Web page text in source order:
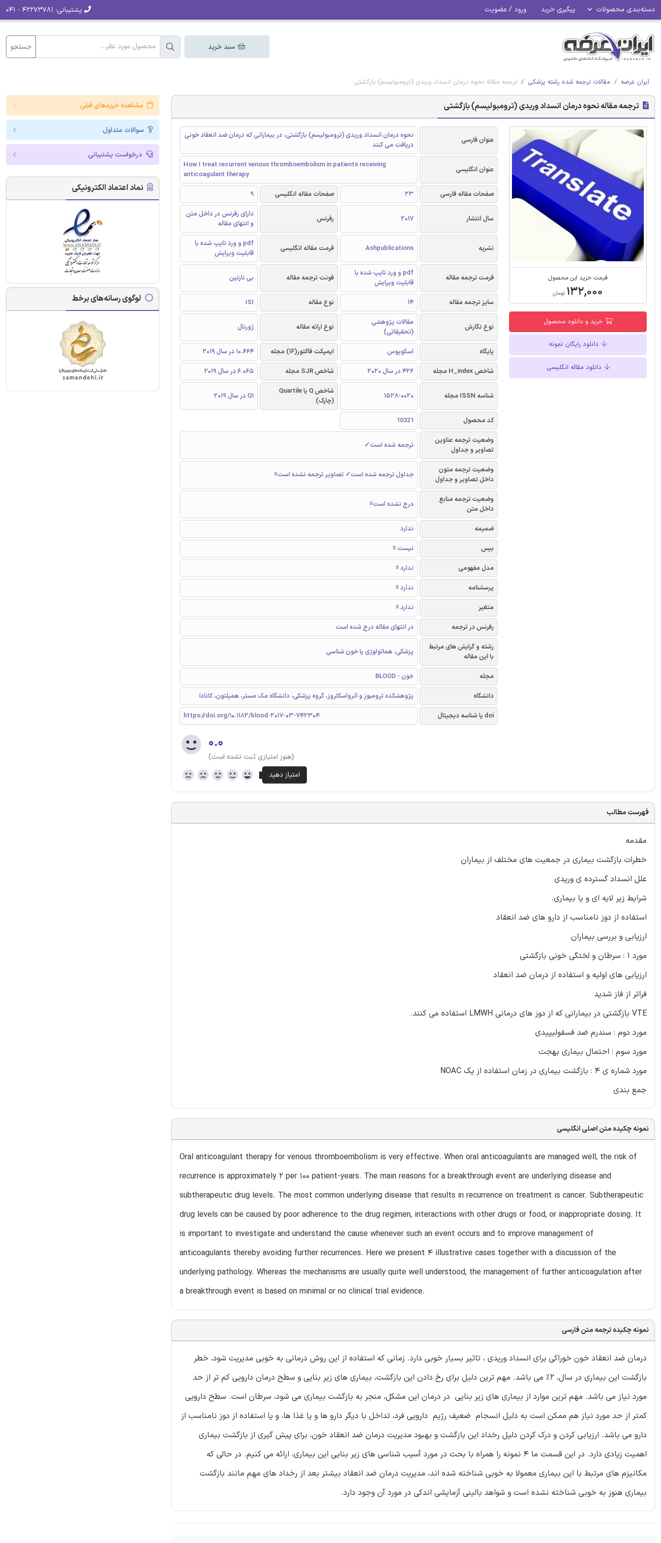
دسته‌بندی محصولات پیگیری خرید ورود / عضویت پشتیبانی:
سبد خرید جستجو
ایران عرضه مقالات ترجمه شده رشته پزشکی ترجمه مقاله نحوه درمان انسداد وریدی (ترومبولیسم) بازگشتی
ترجمه مقاله نحوه درمان انسداد وریدی (ترومبولیسم) بازگشتی
قیمت خرید این محصول
۱۳۲,۰۰۰ تومان
خرید و دانلود محصول
دانلود رایگان نمونه
دانلود مقاله انگلیسی
عنوان فارسی
نحوه درمان انسداد وریدی (ترومبولیسم) بازگشتی، در بیمارانی که درمان ضد انعقاد خونی
دریافت می کنند
عنوان انگلیسی
How I treat recurrent venous thromboembolism in patients receiving
anticoagulant therapy
صفحات مقاله فارسی
23 صفحات مقاله انگلیسی 9
سال انتشار 2017 رفرنس
دارای رفرنس در داخل متن
و انتهای مقاله
نشریه Ashpublications فرمت مقاله انگلیسی
pdf و ورد تایپ شده با
قابلیت ویرایش
فرمت ترجمه مقاله
pdf و ورد تایپ شده با
قابلیت ویرایش
فونت ترجمه مقاله بی نازنین
سایز ترجمه مقاله 14 نوع مقاله ISI
نوع نگارش
مقالات پژوهشی
(تحقیقاتی)
نوع ارائه مقاله ژورنال
پایگاه اسکوپوس ایمپکت فاکتور(IF) مجله
10.664 در سال 2019
شاخص H_index مجله
426 در سال 2020 شاخص SJR مجله 6.065 در سال 2019
شناسه ISSN مجله 1528-0020
شاخص Q یا Quartile
(چارک)
Q1 در سال 2019
کد محصول
10321
وضعیت ترجمه عناوین
تصاویر و جداول
ترجمه شده است✓
وضعیت ترجمه متون
داخل تصاویر و جداول
جداول ترجمه شده است✓ تصاویر ترجمه نشده است☓
وضعیت ترجمه منابع
داخل متن
درج نشده است☓
ضمیمه
ندارد
بیس
نیست ☓
مدل مفهومی
ندارد ☓
پرسشنامه
ندارد ☓
متغیر
ندارد ☓
رفرنس در ترجمه
در انتهای مقاله درج شده است
رشته و گرایش های مرتبط
با این مقاله
پزشکی، هماتولوژی یا خون شناسی
مجله
خون - BLOOD
دانشگاه
پژوهشکده ترومبوز و آترواسکلروز، گروه پزشکی، دانشگاه مک مستر، همیلتون، کانادا
doi یا شناسه دیجیتال
https://doi.org/10.1182/blood-2017-03-742304
۰.۰
(هنوز امتیازی ثبت نشده است)
فهرست مطالب
مقدمه
خطرات بازگشت بیماری در جمعیت های مختلف از بیماران
علل انسداد گسترده ی وریدی
شرایط زیر لایه ای و یا بیماری.
استفاده از دوز نامناسب از دارو های ضد انعقاد
ارزیابی و بررسی بیماران
مورد 1 : سرطان و لختگی خونی بازگشتی
ارزیابی های اولیه و استفاده از درمان ضد انعقاد
فراتر از فاز شدید
VTE بازگشتی در بیمارانی که از دوز های درمانی LMWH استفاده می کنند.
مورد دوم : سندرم ضد فسفولیپیدی
مورد سوم : احتمال بیماری بهجت
مورد شماره ی 4 : بازگشت بیماری در زمان استفاده از یک NOAC
جمع بندی
نمونه چکیده متن اصلی انگلیسی
Oral anticoagulant therapy for venous thromboembolism is very effective. When oral anticoagulants are managed well, the risk of
recurrence is approximately 2 per 100 patient-years. The main reasons for a breakthrough event are underlying disease and
subtherapeutic drug levels. The most common underlying disease that results in recurrence on treatment is cancer. Subtherapeutic
drug levels can be caused by poor adherence to the drug regimen, interactions with other drugs or food, or inappropriate dosing. It
is important to investigate and understand the cause whenever such an event occurs and to improve management of
anticoagulants thereby avoiding further recurrences. Here we present 4 illustrative cases together with a discussion of the
underlying pathology. Whereas the mechanisms are usually quite well understood, the management of further anticoagulation after
a breakthrough event is based on minimal or no clinical trial evidence.
نمونه چکیده ترجمه متن فارسی
درمان ضد انعقاد خون خوراکی برای انسداد وریدی ، تاثیر بسیار خوبی دارد. زمانی که استفاده از این روش درمانی به خوبی مدیریت شود، خطر
بازگشت این بیماری در سال، 2% می باشد. مهم ترین دلیل برای رخ دادن این بازگشت، بیماری های زیر بنایی و سطح درمان دارویی کم تر از حد
مورد نیاز می باشد. مهم ترین موارد از بیماری های زیر بنایی در درمان این مشکل، منجر به بازگشت بیماری می شود، سرطان است. سطح دارویی
کمتر از حد مورد نیاز هم ممکن است به دلیل انسجام ضعیف رژیم دارویی فرد، تداخل با دیگر دارو ها و یا غذا ها، و یا استفاده از دوز نامناسب از
دارو می باشد. ارزیابی کردن و درک کردن دلیل رخداد این بازگشت و بهبود مدیریت درمان ضد انعقاد خون، برای پیش گیری از بازگشت بیماری
اهمیت زیادی دارد. در این قسمت ما 4 نمونه را همراه با بحث در مورد آسیب شناسی های زیر بنایی این بیماری، ارائه می کنیم. در حالی که
مکانیزم های مرتبط با این بیماری معمولا به خوبی شناخته شده اند، مدیریت درمان ضد انعقاد بیشتر بعد از رخداد های مهم مانند بازگشت
بیماری هنوز به خوبی شناخته نشده است و شواهد بالینی آزمایشی اندکی در مورد آن وجود دارد.
مشاهده خریدهای قبلی
سوالات متداول
درخواست پشتیبانی
نماد اعتماد الکترونیکی
لوگوی رسانه‌های برخط